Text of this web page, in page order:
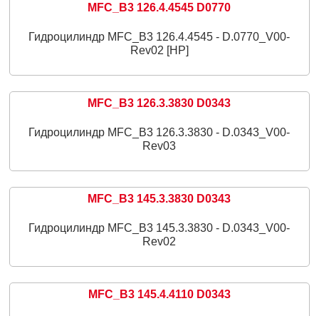
MFC_B3 126.4.4545 D0770
Гидроцилиндр MFC_B3 126.4.4545 - D.0770_V00-
Rev02 [HP]
MFC_B3 126.3.3830 D0343
Гидроцилиндр MFC_B3 126.3.3830 - D.0343_V00-
Rev03
MFC_B3 145.3.3830 D0343
Гидроцилиндр MFC_B3 145.3.3830 - D.0343_V00-
Rev02
MFC_B3 145.4.4110 D0343